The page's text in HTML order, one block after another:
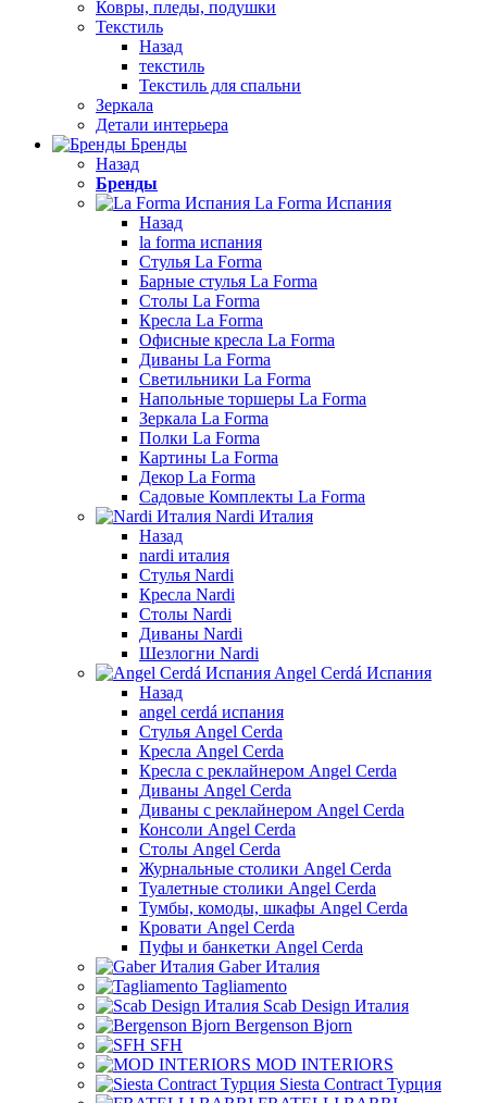
Ковры, пледы, подушки
Текстиль
Назад
текстиль
Текстиль для спальни
Зеркала
Детали интерьера
Бренды
Назад
Бренды
La Forma Испания
Назад
la forma испания
Стулья La Forma
Барные стулья La Forma
Столы La Forma
Кресла La Forma
Офисные кресла La Forma
Диваны La Forma
Светильники La Forma
Напольные торшеры La Forma
Зеркала La Forma
Полки La Forma
Картины La Forma
Декор La Forma
Садовые Комплекты La Forma
Nardi Италия
Назад
nardi италия
Стулья Nardi
Кресла Nardi
Столы Nardi
Диваны Nardi
Шезлогни Nardi
Angel Cerdá Испания
Назад
angel cerdá испания
Стулья Angel Cerda
Кресла Angel Cerda
Кресла с реклайнером Angel Cerda
Диваны Angel Cerda
Диваны с реклайнером Angel Cerda
Консоли Angel Cerda
Столы Angel Cerda
Журнальные столики Angel Cerda
Туалетные столики Angel Cerda
Тумбы, комоды, шкафы Angel Cerda
Кровати Angel Cerda
Пуфы и банкетки Angel Cerda
Gaber Италия
Tagliamento
Scab Design Италия
Bergenson Bjorn
SFH
MOD INTERIORS
Siesta Contract Турция